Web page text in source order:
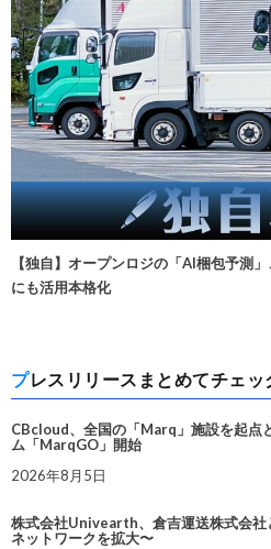
【独自】オープンロジの「AI梱包予測
にも活用本格化
プレスリリースまとめてチェッ
CBcloud、全国の「Marq」施設を起点
ム「MarqGO」開始
2026年8月5日
株式会社Univearth、倉吉運送株式会社
ネットワークを拡大〜